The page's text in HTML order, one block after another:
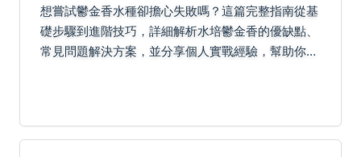
想嘗試鬱金香水種卻擔心失敗嗎？這篇完整指南從基
礎步驟到進階技巧，詳細解析水培鬱金香的優缺點、
常見問題解決方案，並分享個人實戰經驗，幫助你輕